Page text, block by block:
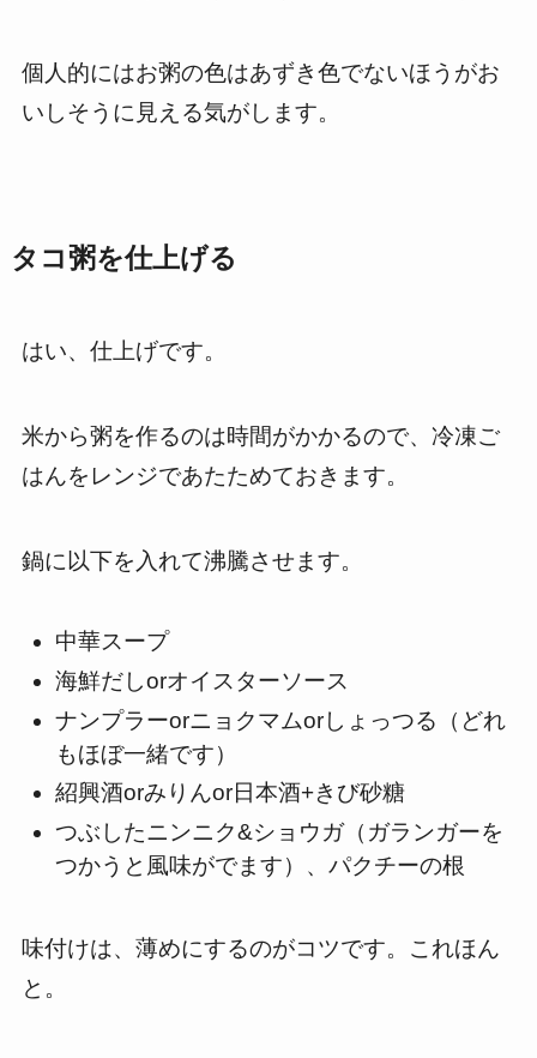
個人的にはお粥の色はあずき色でないほうがお
いしそうに見える気がします。
タコ粥を仕上げる
はい、仕上げです。
米から粥を作るのは時間がかかるので、冷凍ご
はんをレンジであたためておきます。
鍋に以下を入れて沸騰させます。
中華スープ
海鮮だしorオイスターソース
ナンプラーorニョクマムorしょっつる（どれ
もほぼ一緒です）
紹興酒orみりんor日本酒+きび砂糖
つぶしたニンニク&ショウガ（ガランガーを
つかうと風味がでます）、パクチーの根
味付けは、薄めにするのがコツです。これほん
と。